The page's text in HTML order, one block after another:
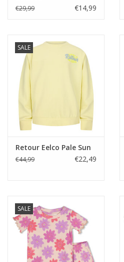
€29,99 €14,99
SALE
Retour Eelco Pale Sun
€44,99 €22,49
SALE